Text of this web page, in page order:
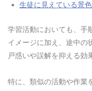
生徒に見えている景
学習活動においても、手
イメージに加え、途中の
戸惑いや誤解を抑える効
特に、類似の活動や作業